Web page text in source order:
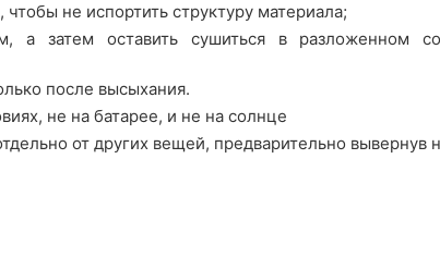
не испортить структуру материала;
а затем оставить сушиться в разложенном
после высыхания.
не на батарее, и не на солнце
от других вещей, предварительно вывернув